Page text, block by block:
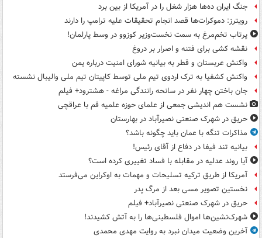
جنگ ایران ده‌ها هزار شغل را در آمریکا از بین برد
رویترز: دموکرات‌ها قصد انجام تحقیقات علیه ترامپ را دارند
پرتاب تخم‌مرغ به سمت نخست‌وزیر کوزوو در وسط پارلمان!
نقشه کشی برای فتنه و اصرار بر دروغ
واکنش عربستان و قطر به بیانیه شورای امنیت درباره یمن
واکنش کشفیا به ترک اردوی تیم ملی توسط کاپیتان تیم ملی والیبال نشسته
جان باختن چهار نفر در سانحه رانندگی مراغه - هشترود+ فیلم
نشست هم اندیشی جمعی از علمای حوزه علمیه قم با عراقچی
حریق در شهرک صنعتی نصیرآباد در بهارستان
مذاکرات تنگه با عمان باید چگونه باشد؟
بیانیه تند فیفا در دفاع از آقای رئیس!
آیا روند عدلیه در مقابله با فساد تغییری کرده است؟
آمریکا از طریق ترکیه تسلیحات و مهمات به اوکراین می‌فرستد
نخستین تصویر مسی بعد از مرگ پدر
حریق در شهرک صنعتی نصیرآباد+ فیلم
شهرک‌نشین‌ها اموال فلسطینی‌ها را به آتش کشیدند!
آخرین وضعیت میدان نبرد به روایت مهدی محمدی